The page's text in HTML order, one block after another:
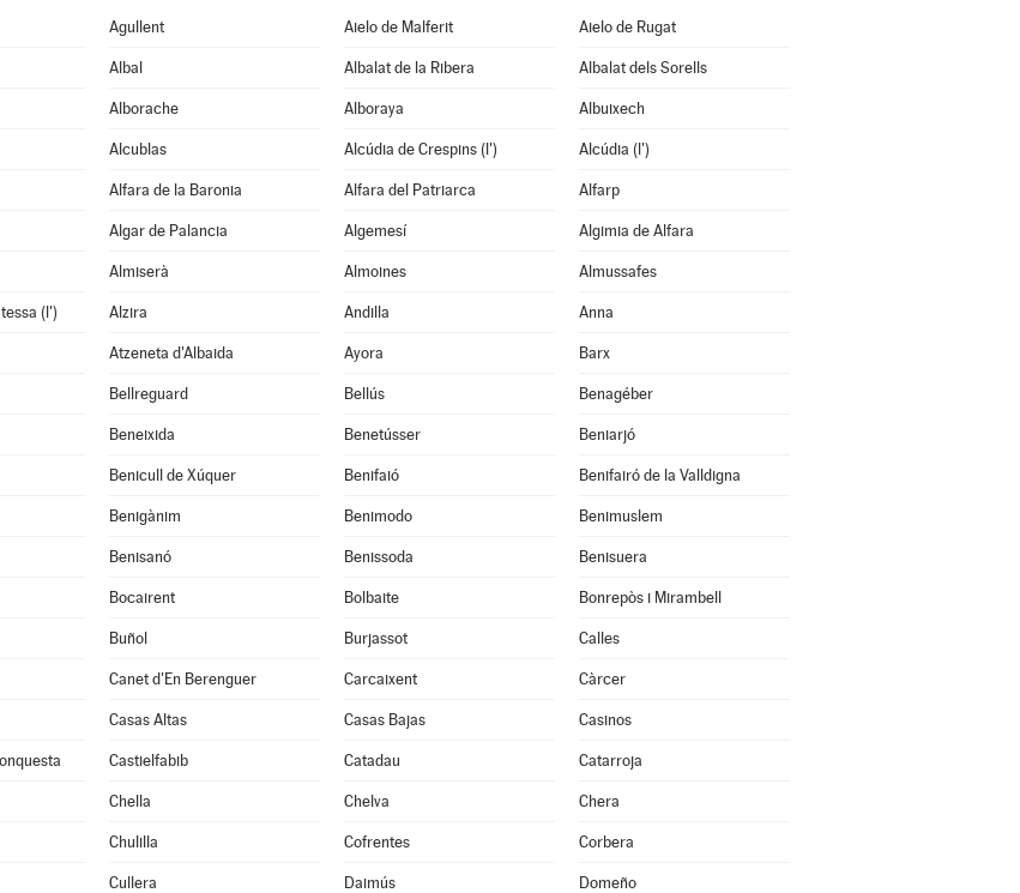
Agullent Aielo de Malferit Aielo de Rugat
Albal Albalat de la Ribera Albalat dels Sorells
Alborache Alboraya Albuixech
Alcublas Alcúdia de Crespins (l') Alcúdia (l')
Alfara de la Baronia Alfara del Patriarca Alfarp
Algar de Palancia Algemesí Algimia de Alfara
Almiserà Almoines Almussafes
(l') Alzira Andilla Anna
Atzeneta d'Albaida Ayora Barx
Bellreguard Bellús Benagéber
Beneixida Benetússer Beniarjó
Benicull de Xúquer Benifaió Benifairó de la Valldigna
Benigànim Benimodo Benimuslem
Benisanó Benissoda Benisuera
Bocairent Bolbaite Bonrepòs i Mirambell
Buñol Burjassot Calles
Canet d'En Berenguer Carcaixent Càrcer
Casas Altas Casas Bajas Casinos
Castielfabib Catadau Catarroja
Chella Chelva Chera
Chulilla Cofrentes Corbera
Cullera Daimús Domeño